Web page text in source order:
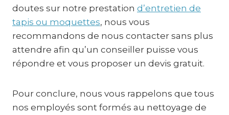
doutes sur notre prestation d’entretien de
tapis ou moquettes, nous vous
recommandons de nous contacter sans plus
attendre afin qu’un conseiller puisse vous
répondre et vous proposer un devis gratuit.
Pour conclure, nous vous rappelons que tous
nos employés sont formés au nettoyage de